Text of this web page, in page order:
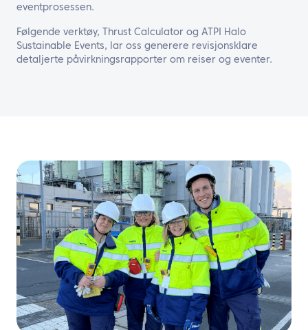
eventprosessen.
Følgende verktøy, Thrust Calculator og ATPI Halo
Sustainable Events, lar oss generere revisjonsklare
detaljerte påvirkningsrapporter om reiser og eventer.